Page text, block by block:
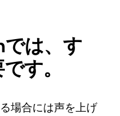
は、す
す。
場合には声を上げ